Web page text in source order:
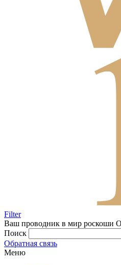
Filter
Ваш проводник в мир роскоши
Поиск
Обратная связь
Меню